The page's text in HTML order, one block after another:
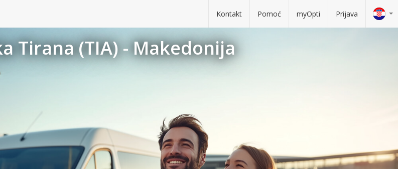
Kontakt Pomoć myOpti Prijava
Tirana (TIA) - Makedonija